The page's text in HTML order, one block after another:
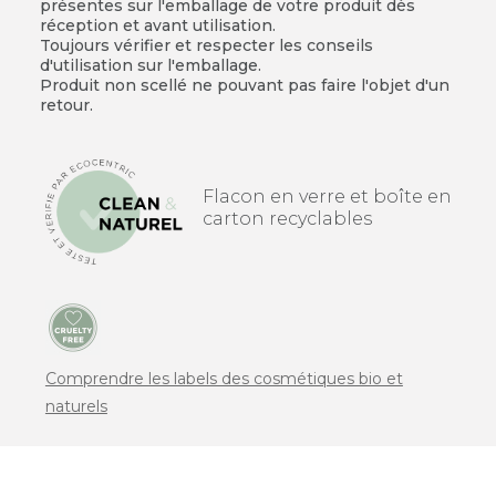
présentes sur l'emballage de votre produit dès
réception et avant utilisation.
Toujours vérifier et respecter les conseils
d'utilisation sur l'emballage.
Produit non scellé ne pouvant pas faire l'objet d'un
retour.
Flacon en verre et boîte en
carton recyclables
Comprendre les labels des cosmétiques bio et
naturels